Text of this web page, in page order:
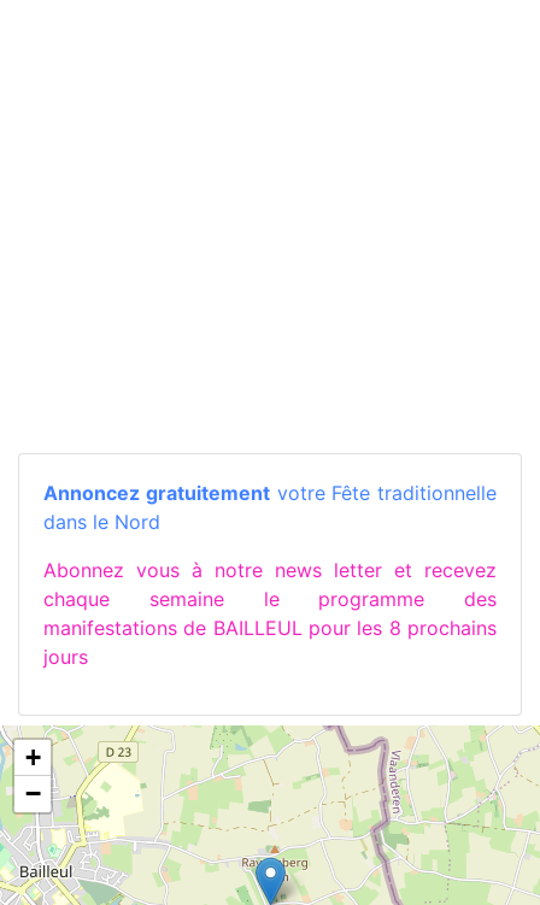
Annoncez gratuitementvotre Fête traditionnelle
dans le Nord
Abonnez vous à notre news letter et recevez
chaque semaine le programme des
manifestations de BAILLEUL pour les 8 prochains
jours
+
−